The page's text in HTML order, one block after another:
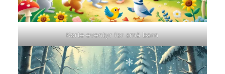
Korte eventyr for små barn